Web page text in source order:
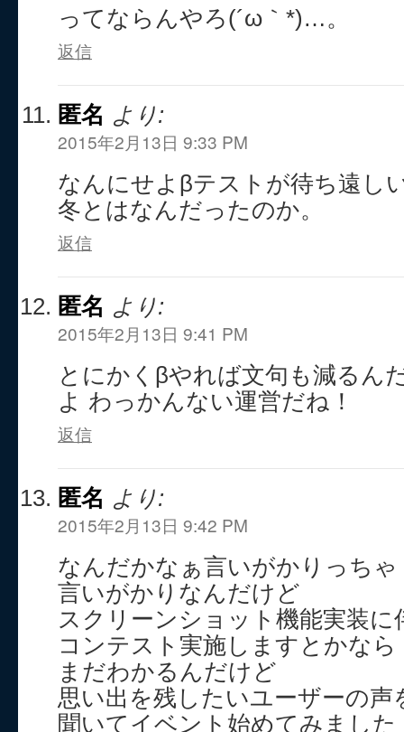
ってならんやろ(´ω｀*)…。
返信
匿名 より:
2015年2月13日 9:33 PM
なんにせよβテストが待ち遠し
冬とはなんだったのか。
返信
匿名 より:
2015年2月13日 9:41 PM
とにかくβやれば文句も減るん
よ わっかんない運営だね！
返信
匿名 より:
2015年2月13日 9:42 PM
なんだかなぁ言いがかりっちゃ
言いがかりなんだけど
スクリーンショット機能実装に
コンテスト実施しますとかなら
まだわかるんだけど
思い出を残したいユーザーの声
聞いてイベント始めてみました